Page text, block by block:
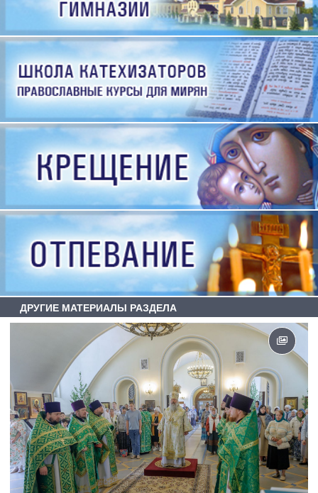
ДРУГИЕ МАТЕРИАЛЫ РАЗДЕЛА